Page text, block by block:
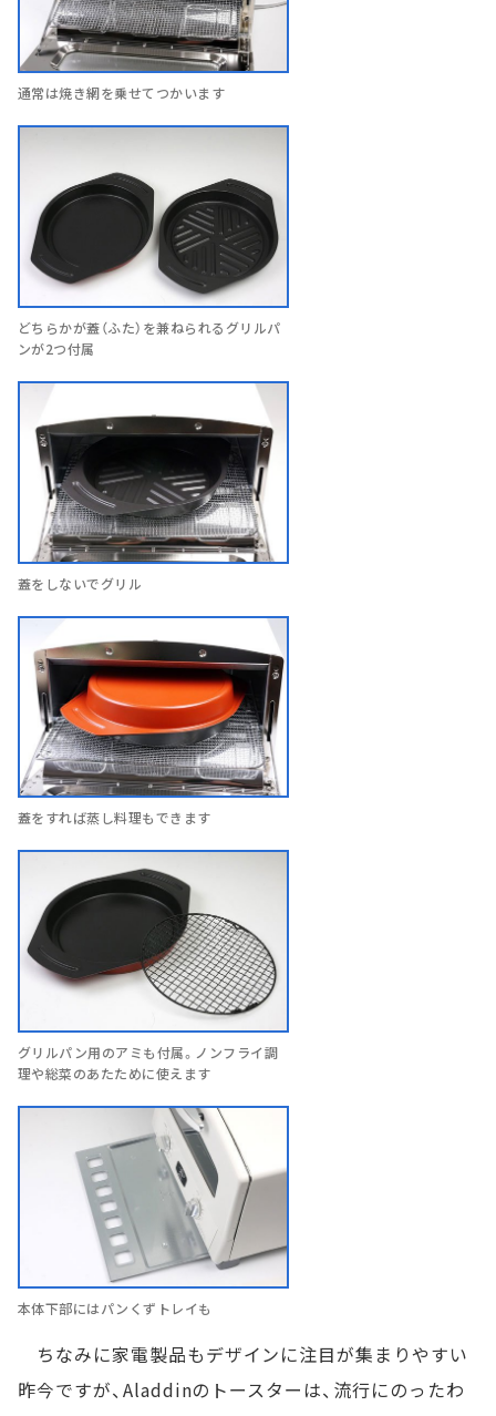
通常は焼き網を乗せてつかいます
どちらかが蓋（ふた）を兼ねられるグリルパ
ンが2つ付属
蓋をしないでグリル
蓋をすれば蒸し料理もできます
グリルパン用のアミも付属。ノンフライ調
理や総菜のあたために使えます
本体下部にはパンくずトレイも
ちなみに家電製品もデザインに注目が集まりやすい
昨今ですが、Aladdinのトースターは、流行にのったわ